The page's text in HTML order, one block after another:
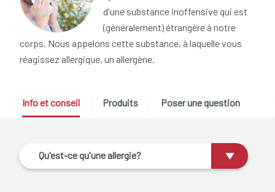
d'une substance inoffensive qui est
(généralement) étrangère à notre
corps. Nous appelons cette substance, à laquelle vous
réagissez allergique, un allergène.
Info et conseil Produits Poser une question
Qu'est-ce qu'une allergie?